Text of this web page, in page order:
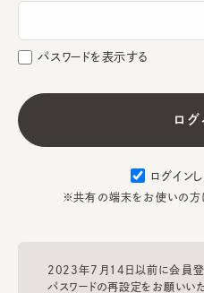
パスワードを表示する
ログイン
※共有の端末をお使いの方
2023年7月14日以前に会員登
パスワードの再設定をお願いいた